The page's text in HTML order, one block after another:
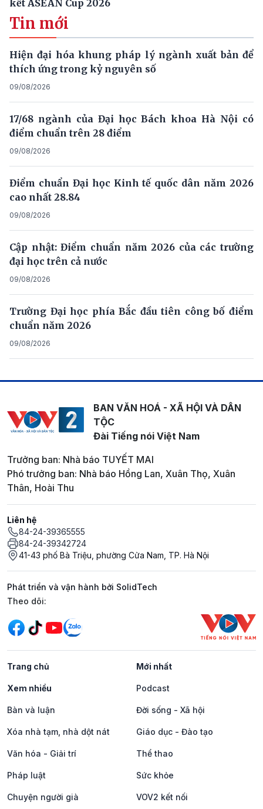
kết ASEAN Cup 2026
Tin mới
Hiện đại hóa khung pháp lý ngành xuất bản để
thích ứng trong kỷ nguyên số
09/08/2026
17/68 ngành của Đại học Bách khoa Hà Nội có
điểm chuẩn trên 28 điểm
09/08/2026
Điểm chuẩn Đại học Kinh tế quốc dân năm 2026
cao nhất 28.84
09/08/2026
Cập nhật: Điểm chuẩn năm 2026 của các trường
đại học trên cả nước
09/08/2026
Trường Đại học phía Bắc đầu tiên công bố điểm
chuẩn năm 2026
09/08/2026
BAN VĂN HOÁ - XÃ HỘI VÀ DÂN
TỘC
Đài Tiếng nói Việt Nam
Trưởng ban: Nhà báo TUYẾT MAI
Phó trưởng ban: Nhà báo Hồng Lan, Xuân Thọ, Xuân
Thân, Hoài Thu
Liên hệ
84-24-39365555
84-24-39342724
41-43 phố Bà Triệu, phường Cửa Nam, TP. Hà Nội
Phát triển và vận hành bởi SolidTech
Mạng xã hội
Theo dõi:
Trang chủ Mới nhất
Xem nhiều Podcast
Bàn và luận Đời sống - Xã hội
Xóa nhà tạm, nhà dột nát Giáo dục - Đào tạo
Văn hóa - Giải trí Thể thao
Pháp luật Sức khỏe
Chuyện người già VOV2 kết nối